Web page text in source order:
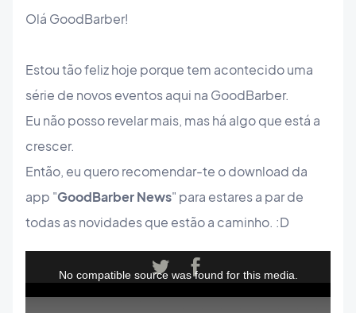
Olá GoodBarber!
Estou tão feliz hoje porque tem acontecido uma
série de novos eventos aqui na GoodBarber.
Eu não posso revelar mais, mas há algo que está a
crescer.
Então, eu quero recomendar-te o download da
app "GoodBarber News" para estares a par de
todas as novidades que estão a caminho. :D